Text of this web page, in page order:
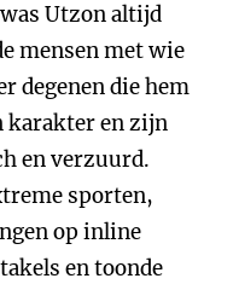
Utzon altijd
mensen met wie
degenen die hem
karakter en zijn
en verzuurd.
sporten,
op inline
en toonde